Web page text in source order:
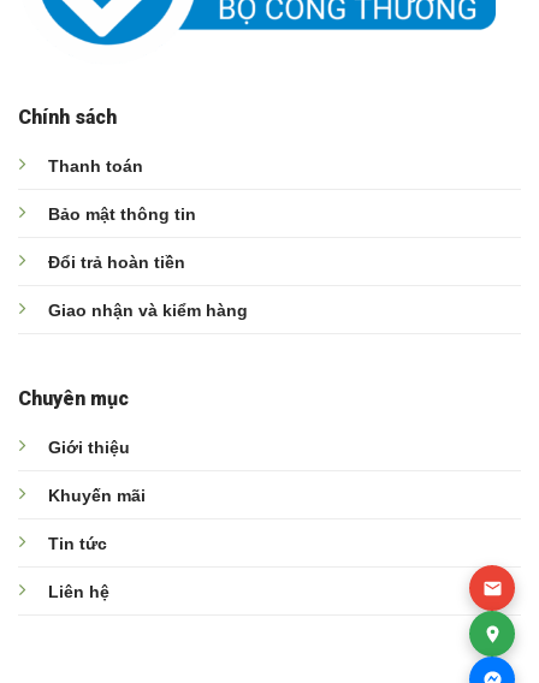
Chính sách
Thanh toán
Bảo mật thông tin
Đổi trả hoàn tiền
Giao nhận và kiểm hàng
Chuyên mục
Giới thiệu
Khuyến mãi
Tin tức
Liên hệ